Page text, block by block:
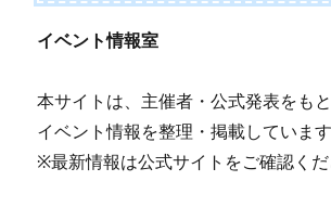
イベント情報室
本サイトは、主催者・公式発表をも
イベント情報を整理・掲載しています
※最新情報は公式サイトをご確認くだ